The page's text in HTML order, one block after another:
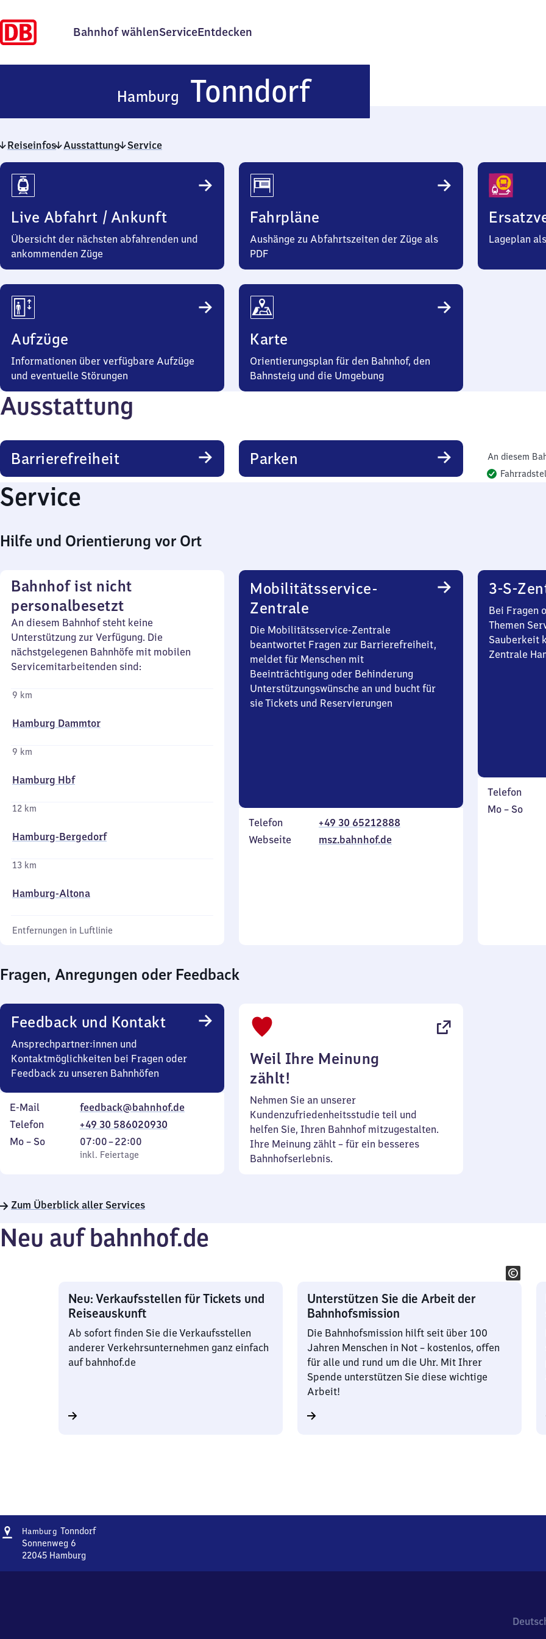
Bahnhof wählenServiceEntdecken
Hamburg TonndorfHamburg-
Tonndorf
Reiseinfos Ausstattung Service
Reiseinfos
Live Abfahrt / Ankunft
Übersicht der nächsten abfahrenden und
ankommenden Züge
Fahrpläne
Aushänge zu Abfahrtszeiten der Züge als
PDF
Lageplan
Aufzüge
Informationen über verfügbare Aufzüge
und eventuelle Störungen
Karte
Orientierungsplan für den Bahnhof, den
Bahnsteig und die Umgebung
Ausstattung
Barrierefreiheit Parken
An diesem
Service
Hilfe und Orientierung vor Ort
Bahnhof ist nicht
personalbesetzt
An diesem Bahnhof steht keine
Unterstützung zur Verfügung. Die
nächstgelegenen Bahnhöfe mit mobilen
Servicemitarbeitenden sind:
9 km
Hamburg Dammtor
9 km
Hamburg Hbf
12 km
Hamburg-Bergedorf
13 km
Hamburg-Altona
Entfernungen in Luftlinie
Mobilitätsservice-
Zentrale
Die Mobilitätsservice-Zentrale
beantwortet Fragen zur Barrierefreiheit,
meldet für Menschen mit
Beeinträchtigung oder Behinderung
Unterstützungswünsche an und bucht für
sie Tickets und Reservierungen
Telefon
+49 30 65212888
Webseite
msz.bahnhof.de
3-S-
Bei Fragen
Themen
Sauberkeit
Zentrale
Telefon
Montag
Mo – So,
Fragen, Anregungen oder Feedback
Feedback und Kontakt
Ansprechpartner:innen und
Kontaktmöglichkeiten bei Fragen oder
Feedback zu unseren Bahnhöfen
E-Mail
feedback@bahnhof.de
Telefon
+49 30 586020930
Montag
Mo – So,
inkl. Feiertage
07:00–22:00
Von
7
22
inkl. Feiertage
Weil Ihre Meinung
zählt!
Nehmen Sie an unserer
Kundenzufriedenheitsstudie teil und
helfen Sie, Ihren Bahnhof mitzugestalten.
Ihre Meinung zählt – für ein besseres
Bahnhofserlebnis.
Zum Überblick aller Services
Neu auf bahnhof.de
Neu: Verkaufsstellen für Tickets und
Reiseauskunft
Ab sofort finden Sie die Verkaufsstellen
anderer Verkehrsunternehmen ganz einfach
auf bahnhof.de
Unterstützen Sie die Arbeit der
Bahnhofsmission
Die Bahnhofsmission hilft seit über 100
Jahren Menschen in Not – kostenlos, offen
für alle und rund um die Uhr. Mit Ihrer
Spende unterstützen Sie diese wichtige
Arbeit!
Adresse
Hamburg TonndorfHamburg-
Sonnenweg 6
22045 Hamburg